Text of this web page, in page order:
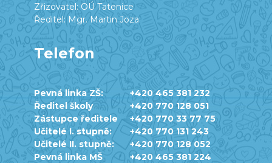
Zřizovatel: OÚ Tatenice
Ředitel: Mgr. Martin Joza
Telefon
Pevná linka ZŠ:
+420 465 381 232
Ředitel školy
+420 770 128 051
Zástupce ředitele
+420 770 33 77 75
Učitelé I. stupně:
+420 770 131 243
Učitelé II. stupně:
+420 770 128 052
Pevná linka MŠ
+420 465 381 224